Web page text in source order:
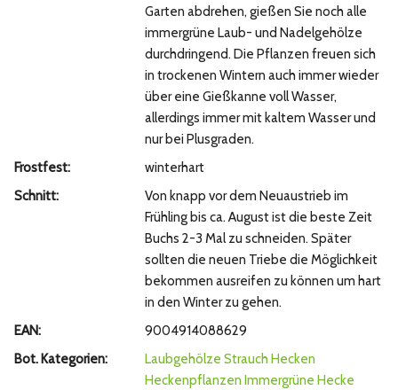
Garten abdrehen, gießen Sie noch alle
immergrüne Laub- und Nadelgehölze
durchdringend. Die Pflanzen freuen sich
in trockenen Wintern auch immer wieder
über eine Gießkanne voll Wasser,
allerdings immer mit kaltem Wasser und
nur bei Plusgraden.
Frostfest:
winterhart
Schnitt:
Von knapp vor dem Neuaustrieb im
Frühling bis ca. August ist die beste Zeit
Buchs 2-3 Mal zu schneiden. Später
sollten die neuen Triebe die Möglichkeit
bekommen ausreifen zu können um hart
in den Winter zu gehen.
EAN:
9004914088629
Bot. Kategorien:
Laubgehölze Strauch Hecken
Heckenpflanzen Immergrüne Hecke